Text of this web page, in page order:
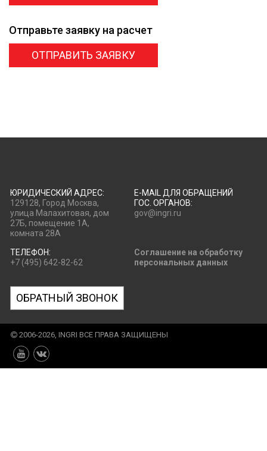
Отправьте заявку на расчет
ОТПРАВИТЬ ЗАЯВКУ
ЮРИДИЧЕСКИЙ АДРЕС:
129128, Город Москва,
улица Малахитовая, дом
27Б, помещение 1А,
комната 28А
E-MAIL ДЛЯ ОБРАЩЕНИЙ
ГОС. ОРГАНОВ:
gov@ingri.ru
ТЕЛЕФОН:
+7 (495) 642-82-62
Соглашение на обработку
персональных данных
ОБРАТНЫЙ ЗВОНОК
2006-2026, INGRI ВСЕ ПРАВА ЗАЩИЩЕНЫ